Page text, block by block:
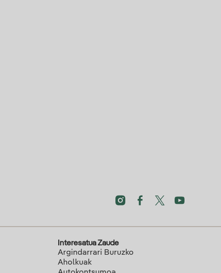
Interesatua Zaude
Argindarrari Buruzko
Aholkuak